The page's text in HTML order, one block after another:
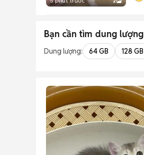
Bạn cần tìm dung lượng
Dung lượng: 64 GB 128 GB